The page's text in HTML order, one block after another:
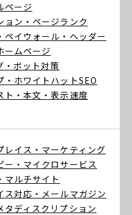
ページ
ョン ・ページランク
ペイウォール ・ヘッダー
ームページ
・ボット対策
・ホワイトハットSEO
ト ・本文 ・表示速度
レイス ・マーケティング
ー ・マイクロサービス
マルチサイト
ス対応 ・メールマガジン
タディスクリプション